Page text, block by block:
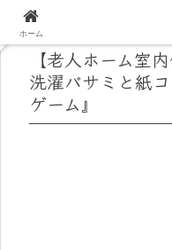
【老人ホーム室
洗濯バサミと紙
ゲーム』
ホーム